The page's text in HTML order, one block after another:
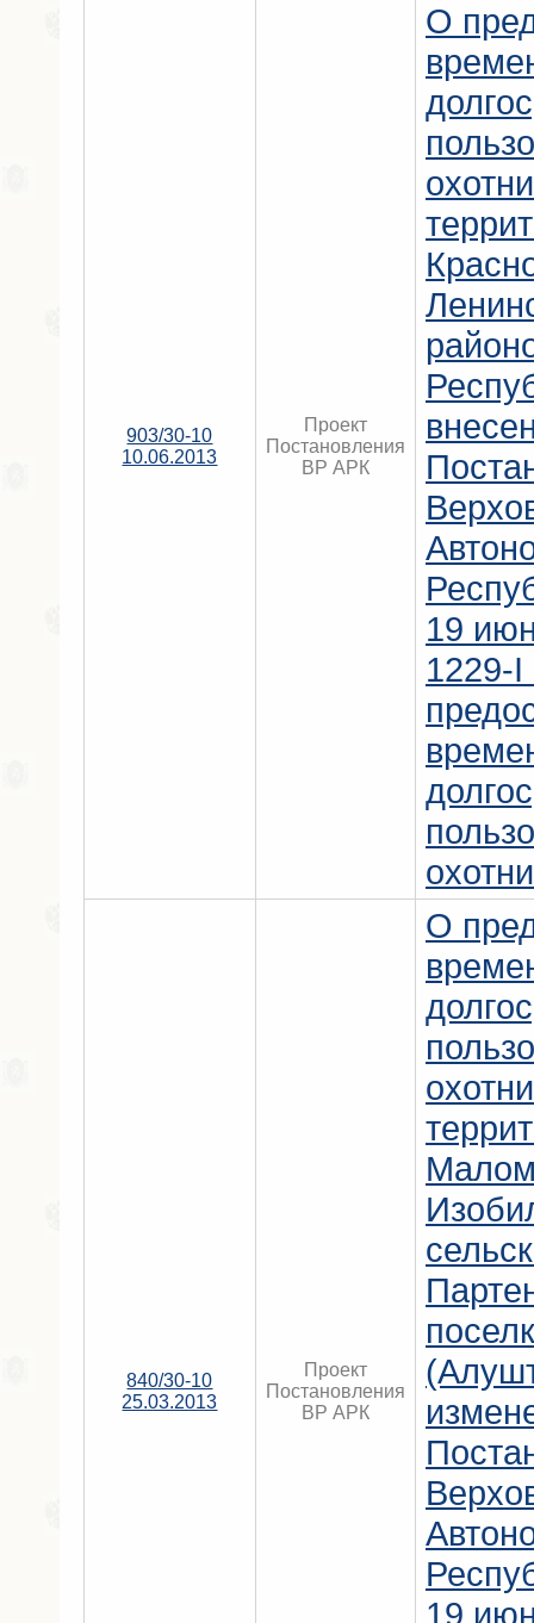
903/30-10
10.06.2013
Проект
Постановления
ВР АРК
О
19
1229-
840/30-10
25.03.2013
Проект
Постановления
ВР АРК
О
19